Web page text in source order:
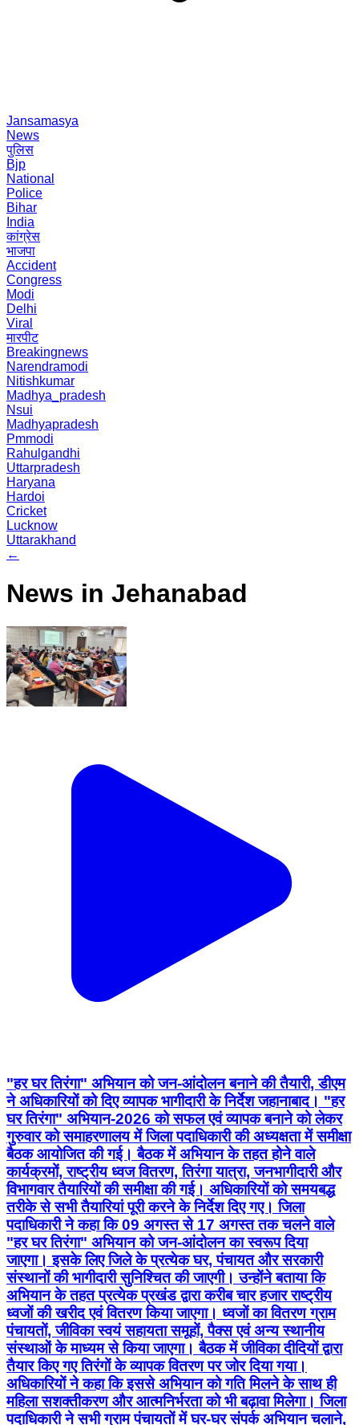
Jansamasya
News
पुलिस
Bjp
National
Police
Bihar
India
कांग्रेस
भाजपा
Accident
Congress
Modi
Delhi
Viral
मारपीट
Breakingnews
Narendramodi
Nitishkumar
Madhya_pradesh
Nsui
Madhyapradesh
Pmmodi
Rahulgandhi
Uttarpradesh
Haryana
Hardoi
Cricket
Lucknow
Uttarakhand
←
News in Jehanabad
"हर घर तिरंगा" अभियान को जन-आंदोलन बनाने की तैयारी, डीएम
ने अधिकारियों को दिए व्यापक भागीदारी के निर्देश जहानाबाद। "हर
घर तिरंगा" अभियान-2026 को सफल एवं व्यापक बनाने को लेकर
गुरुवार को समाहरणालय में जिला पदाधिकारी की अध्यक्षता में समीक्षा
बैठक आयोजित की गई। बैठक में अभियान के तहत होने वाले
कार्यक्रमों, राष्ट्रीय ध्वज वितरण, तिरंगा यात्रा, जनभागीदारी और
विभागवार तैयारियों की समीक्षा की गई। अधिकारियों को समयबद्ध
तरीके से सभी तैयारियां पूरी करने के निर्देश दिए गए। जिला
पदाधिकारी ने कहा कि 09 अगस्त से 17 अगस्त तक चलने वाले
"हर घर तिरंगा" अभियान को जन-आंदोलन का स्वरूप दिया
जाएगा। इसके लिए जिले के प्रत्येक घर, पंचायत और सरकारी
संस्थानों की भागीदारी सुनिश्चित की जाएगी। उन्होंने बताया कि
अभियान के तहत प्रत्येक प्रखंड द्वारा करीब चार हजार राष्ट्रीय
ध्वजों की खरीद एवं वितरण किया जाएगा। ध्वजों का वितरण ग्राम
पंचायतों, जीविका स्वयं सहायता समूहों, पैक्स एवं अन्य स्थानीय
संस्थाओं के माध्यम से किया जाएगा। बैठक में जीविका दीदियों द्वारा
तैयार किए गए तिरंगों के व्यापक वितरण पर जोर दिया गया।
अधिकारियों ने कहा कि इससे अभियान को गति मिलने के साथ ही
महिला सशक्तीकरण और आत्मनिर्भरता को भी बढ़ावा मिलेगा। जिला
पदाधिकारी ने सभी ग्राम पंचायतों में घर-घर संपर्क अभियान चलाने,